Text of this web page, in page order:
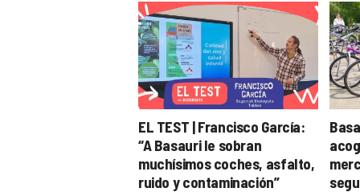
EL TEST | Francisco García:
“A Basauri le sobran
muchísimos coches, asfalto,
ruido y contaminación”